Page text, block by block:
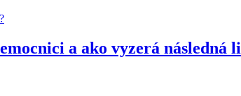
a ako vyzerá následná